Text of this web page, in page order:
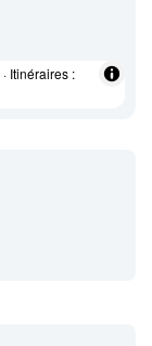
· Itinéraires :